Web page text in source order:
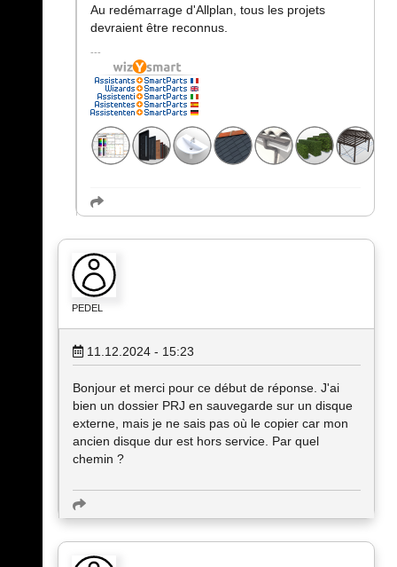
Au redémarrage d'Allplan, tous les projets
devraient être reconnus.
PEDEL
11.12.2024 - 15:23
Bonjour et merci pour ce début de réponse. J'ai
bien un dossier PRJ en sauvegarde sur un disque
externe, mais je ne sais pas où le copier car mon
ancien disque dur est hors service. Par quel
chemin ?